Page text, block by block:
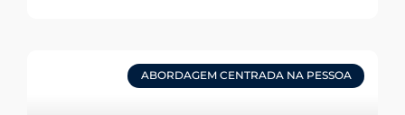
ABORDAGEM CENTRADA NA PESSOA